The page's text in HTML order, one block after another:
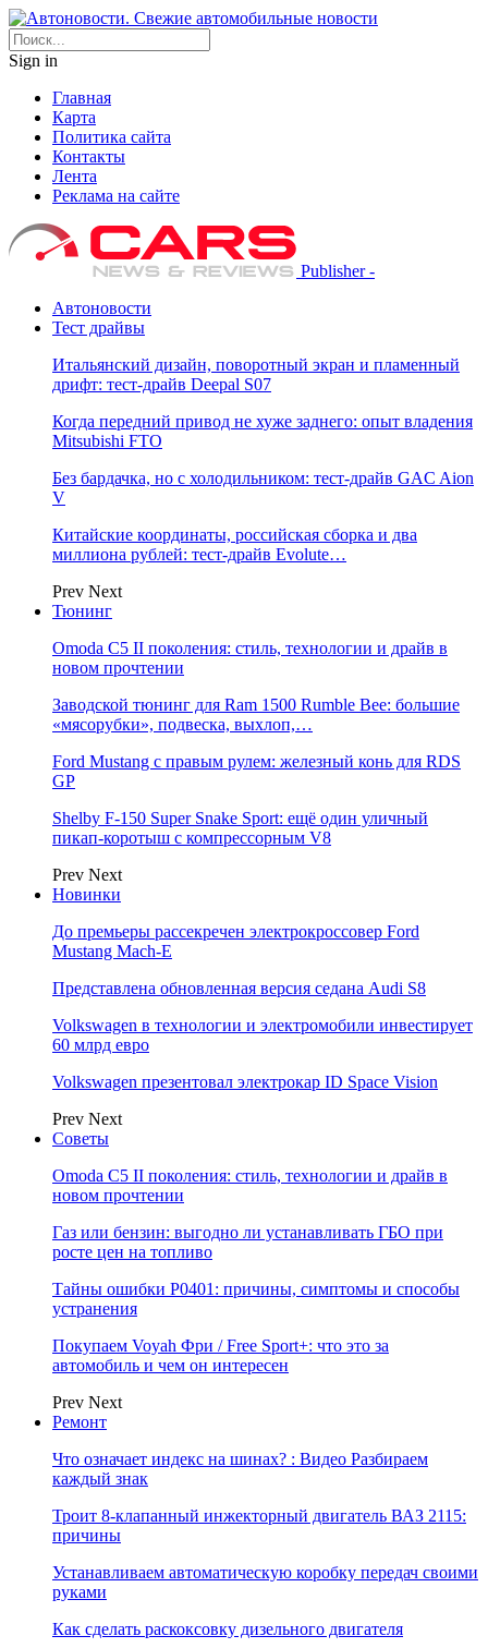
Sign in
Главная
Карта
Политика сайта
Контакты
Лента
Реклама на сайте
Publisher -
Автоновости
Тест драйвы
Итальянский дизайн, поворотный экран и пламенный
дрифт: тест-драйв Deepal S07
Когда передний привод не хуже заднего: опыт владения
Mitsubishi FTO
Без бардачка, но с холодильником: тест-драйв GAC Aion
V
Китайские координаты, российская сборка и два
миллиона рублей: тест-драйв Evolute…
Prev Next
Тюнинг
Omoda C5 II поколения: стиль, технологии и драйв в
новом прочтении
Заводской тюнинг для Ram 1500 Rumble Bee: большие
«мясорубки», подвеска, выхлоп,…
Ford Mustang с правым рулем: железный конь для RDS
GP
Shelby F-150 Super Snake Sport: ещё один уличный
пикап-коротыш с компрессорным V8
Prev Next
Новинки
До премьеры рассекречен электрокроссовер Ford
Mustang Mach-E
Представлена обновленная версия седана Audi S8
Volkswagen в технологии и электромобили инвестирует
60 млрд евро
Volkswagen презентовал электрокар ID Space Vision
Prev Next
Советы
Omoda C5 II поколения: стиль, технологии и драйв в
новом прочтении
Газ или бензин: выгодно ли устанавливать ГБО при
росте цен на топливо
Тайны ошибки P0401: причины, симптомы и способы
устранения
Покупаем Voyah Фри / Free Sport+: что это за
автомобиль и чем он интересен
Prev Next
Ремонт
Что означает индекс на шинах? : Видео Разбираем
каждый знак
Троит 8-клапанный инжекторный двигатель ВАЗ 2115:
причины
Устанавливаем автоматическую коробку передач своими
руками
Как сделать раскоксовку дизельного двигателя